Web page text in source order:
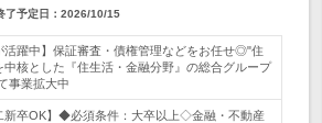
了予定日： 2026/10/15
活躍中】保証審査・債権管理などをお任せ◎"住
中核とした『住生活・金融分野』の総合グループ
事業拡大中
新卒OK】◆必須条件：大卒以上◇金融・不動産